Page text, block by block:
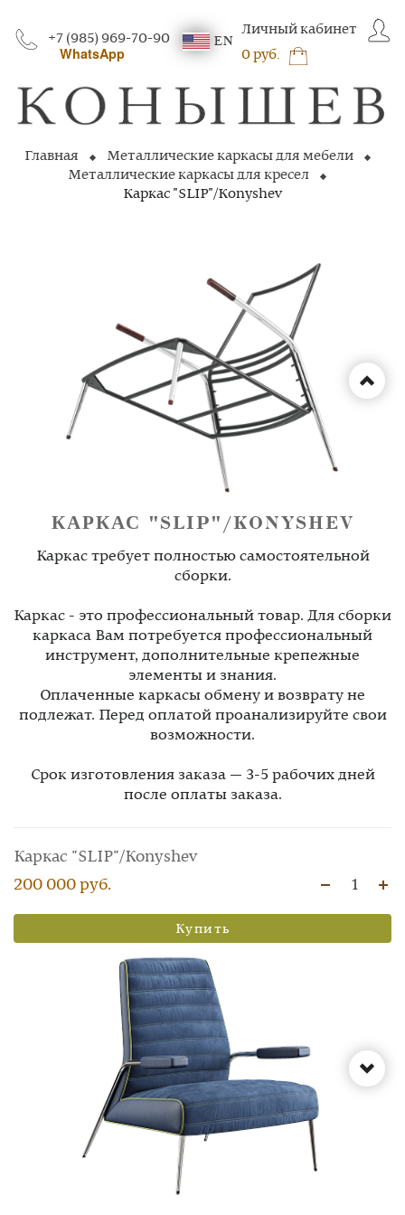
+7 (985) 969-70-90
WhatsApp
EN
Личный кабинет
0 руб.
Главная
Металлические каркасы для мебели
Металлические каркасы для кресел
Каркас "SLIP"/Konyshev
КАРКАС "SLIP"/KONYSHEV
Каркас требует полностью самостоятельной
сборки.
Каркас - это профессиональный товар. Для сборки
каркаса Вам потребуется профессиональный
инструмент, дополнительные крепежные
элементы и знания.
Оплаченные каркасы обмену и возврату не
подлежат. Перед оплатой проанализируйте свои
возможности.
Срок изготовления заказа — 3-5 рабочих дней
после оплаты заказа.
Каркас "SLIP"/Konyshev
200 000 руб.
1
Купить